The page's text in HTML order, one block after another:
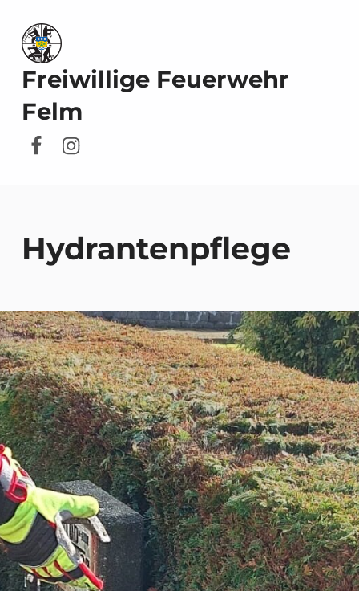
Freiwillige Feuerwehr
Felm
Facebook
Instagram
Hydrantenpflege